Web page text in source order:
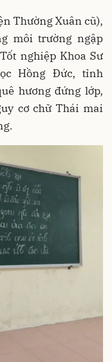
Thường Xuân cũ),
môi trường ngập
nghiệp Khoa Sư
Hồng Đức, tỉnh
hương đứng lớp,
cơ chữ Thái mai